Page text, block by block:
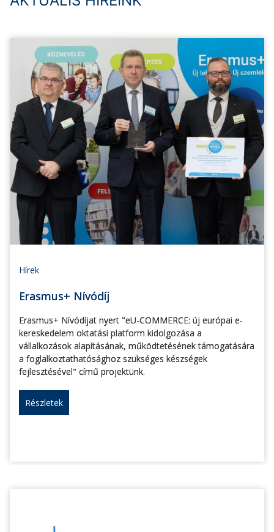
Hírek
Erasmus+ Nívódíj
Erasmus+ Nívódíjat nyert "eU-COMMERCE: új európai e-
kereskedelem oktatási platform kidolgozása a
vállalkozások alapításának, működtetésének támogatására
a foglalkoztathatósághoz szükséges készségek
fejlesztésével" című projektünk.
Részletek